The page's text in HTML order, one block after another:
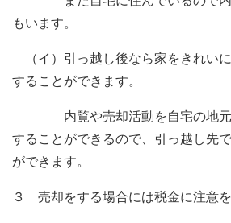
もいます。
（イ）引っ越し後なら家をきれい
することができます。
内覧や売却活動を自宅の地元
することができるので、引っ越し先
ができます。
３ 売却をする場合には税金に注意を